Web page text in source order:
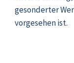
gesonderter
vorgesehen ist.